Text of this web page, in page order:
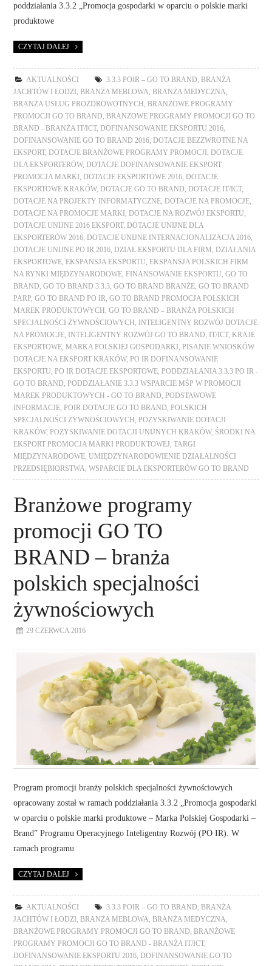
poddziałania 3.3.2 „Promocja gospodarki w oparciu o polskie marki
produktowe
CZYTAJ DALEJ
AKTUALNOŚCI 3.3.3 POIR – GO TO BRAND
BRANŻA
JACHTÓW I ŁODZI
BRANŻA MEBLOWA BRANŻA MEDYCZNA
BRANŻA USŁUG PROZDROWOTNYCH
BRANŻOWE PROGRAMY
PROMOCJI GO TO BRAND
BRANŻOWE PROGRAMY PROMOCJI GO TO
BRAND - BRANŻA IT/ICT, DOFINANSOWANIE EKSPORTU 2016
DOFINANSOWANIE GO TO BRAND 2016
DOTACJE BEZZWROTNE NA
EKSPORT, DOTACJE BRANŻOWE PROGRAMY PROMOCJI
DOTACJE
DLA EKSPORTERÓW,
DOTACJE DOFINANSOWANIE EKSPORT
PROMOCJA MARKI
DOTACJE EKSPORTOWE 2016
DOTACJE
EKSPORTOWE KRAKÓW, DOTACJE GO TO BRAND DOTACJE IT/ICT,
DOTACJE NA PROJEKTY INFORMATYCZNE
DOTACJE NA PROMOCJE
DOTACJE NA PROMOCJE MARKI
DOTACJE NA ROZWÓJ EKSPORTU
DOTACJE UNIJNE 2016 EKSPORT,
DOTACJE UNIJNE DLA
EKSPORTERÓW 2016
DOTACJE UNIJNE INTERNACJONALIZACJA 2016
DOTACJE UNIJNE PO IR 2016
DZIAŁ EKSPORTU DLA FIRM
DZIAŁANIA
EKSPORTOWE
EKSPANSJA EKSPORTU
EKSPANSJA POLSKICH FIRM
NA RYNKI MIĘDZYNARODOWE
FINANSOWANIE EKSPORTU ,GO TO
BRAND ,GO TO BRAND 3.3.3 ,GO TO BRAND BRANŻE ,GO TO BRAND
PARP ,GO TO BRAND PO IR ,GO TO BRAND PROMOCJA POLSKICH
MAREK PRODUKTOWYCH
,GO TO BRAND – BRANŻA POLSKICH
SPECJALNOŚCI ŻYWNOŚCIOWYCH
INTELIGENTNY ROZWÓJ DOTACJE
NA PROMOCJE
INTELIGENTNY ROZWÓJ GO TO BRAND IT/ICT, KRAJE
EKSPORTOWE
MARKA POLSKIEJ GOSPODARKI
PISANIE WNIOSKÓW
DOTACJE NA EKSPORT KRAKÓW, PO IR DOFINANSOWANIE
EKSPORTU
PO IR DOTACJE EKSPORTOWE
PODDZIAŁANIA 3.3.3 PO IR -
GO TO BRAND
PODDZIAŁANIE 3.3.3 WSPARCIE MŚP W PROMOCJI
MAREK PRODUKTOWYCH - GO TO BRAND
PODSTAWOWE
INFORMACJE
POIR DOTACJE GO TO BRAND
POLSKICH
SPECJALNOŚCI ŻYWNOŚCIOWYCH
POZYSKIWANIE DOTACJI
KRAKÓW, POZYSKIWANIE DOTACJI UNIJNYCH KRAKÓW, ŚRODKI NA
EKSPORT PROMOCJA MARKI PRODUKTOWEJ ,TARGI
MIĘDZYNARODOWE UMIĘDZYNARODOWIENIE DZIAŁALNOŚCI
PRZEDSIĘBIORSTWA
WSPARCIE DLA EKSPORTERÓW GO TO BRAND
Branżowe programy
promocji GO TO
BRAND – branża
polskich specjalności
żywnościowych
29 CZERWCA 2016
Program promocji branży polskich specjalności żywnościowych
opracowany został w ramach poddziałania 3.3.2 „Promocja gospodarki
w oparciu o polskie marki produktowe – Marka Polskiej Gospodarki –
Brand” Programu Operacyjnego Inteligentny Rozwój (PO IR). W
ramach programu
CZYTAJ DALEJ
AKTUALNOŚCI 3.3.3 POIR – GO TO BRAND ,BRANŻA
JACHTÓW I ŁODZI
,BRANŻA MEBLOWA ,BRANŻA MEDYCZNA
BRANŻOWE PROGRAMY PROMOCJI GO TO BRAND ,BRANŻOWE
PROGRAMY PROMOCJI GO TO BRAND - BRANŻA IT/ICT,
DOFINANSOWANIE EKSPORTU 2016 ,DOFINANSOWANIE GO TO